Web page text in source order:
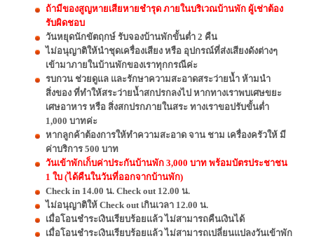
ถ้ามีของสูญหายเสียหายชำรุด ภายในบริเวณบ้านพัก ผู้เช่าต้อง
รับผิดชอบ
วันหยุดนักขัตฤกษ์ รับจองบ้านพักขั้นต่ำ 2 คืน
ไม่อนุญาติให้นำชุดเครื่องเสียง หรือ อุปกรณ์ที่ส่งเสียงดังต่างๆ
เข้ามาภายในบ้านพักของเราทุกกรณีค่ะ
รบกวน ช่วยดูแล และรักษาความสะอาดสระว่ายน้ำ ห้ามนำ
สิ่งของ ที่ทำให้สระว่ายน้ำสกปรกลงไป หากทางเราพบเศษขยะ
เศษอาหาร หรือ สิ่งสกปรกภายในสระ ทางเราขอปรับขั้นต่ำ
1,000 บาทค่ะ
หากลูกค้าต้องการให้ทำความสะอาด จาน ชาม เครื่องครัวให้ มี
ค่าบริการ 500 บาท
วันเข้าพักเก็บค่าประกันบ้านพัก 3,000 บาท พร้อมบัตรประชาชน
1 ใบ (ได้คืนในวันที่ออกจากบ้านพัก)
Check in 14.00 น. Check out 12.00 น.
ไม่อนุญาติให้ Check out เกินเวลา 12.00 น.
เมื่อโอนชำระเงินเรียบร้อยแล้ว ไม่สามารถคืนเงินได้
เมื่อโอนชำระเงินเรียบร้อยแล้ว ไม่สามารถเปลี่ยนแปลงวันเข้าพัก